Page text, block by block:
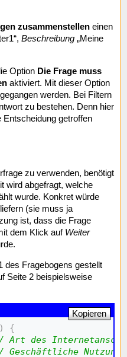
zusammenstellen einen
Beschreibung „Meine
Option Die Frage muss
aktiviert. Mit dieser Option
werden. Bei Filtern
zu bestehen. Denn hier
getroffen
zu verwenden, benötigt
wird abgefragt, welche
wurde. Konkret würde
(sie muss ja
ist, dass die Frage
dem Klick auf Weiter
des Fragebogens gestellt
Seite 2 beispielsweise
)
{
Art des
Geschäftliche Nutzung
Kopieren